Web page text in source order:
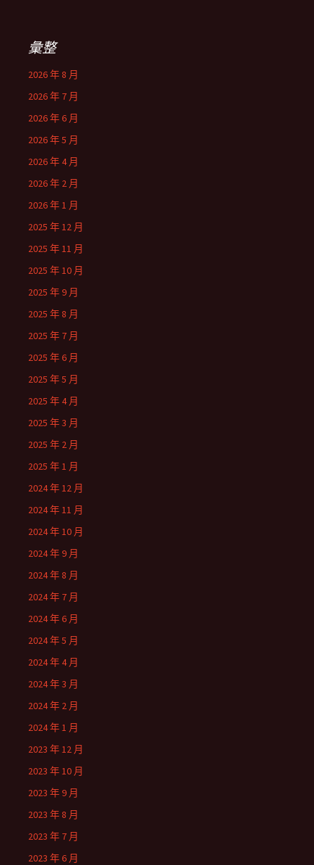
彙整
2026 年 8 月
2026 年 7 月
2026 年 6 月
2026 年 5 月
2026 年 4 月
2026 年 2 月
2026 年 1 月
2025 年 12 月
2025 年 11 月
2025 年 10 月
2025 年 9 月
2025 年 8 月
2025 年 7 月
2025 年 6 月
2025 年 5 月
2025 年 4 月
2025 年 3 月
2025 年 2 月
2025 年 1 月
2024 年 12 月
2024 年 11 月
2024 年 10 月
2024 年 9 月
2024 年 8 月
2024 年 7 月
2024 年 6 月
2024 年 5 月
2024 年 4 月
2024 年 3 月
2024 年 2 月
2024 年 1 月
2023 年 12 月
2023 年 10 月
2023 年 9 月
2023 年 8 月
2023 年 7 月
2023 年 6 月